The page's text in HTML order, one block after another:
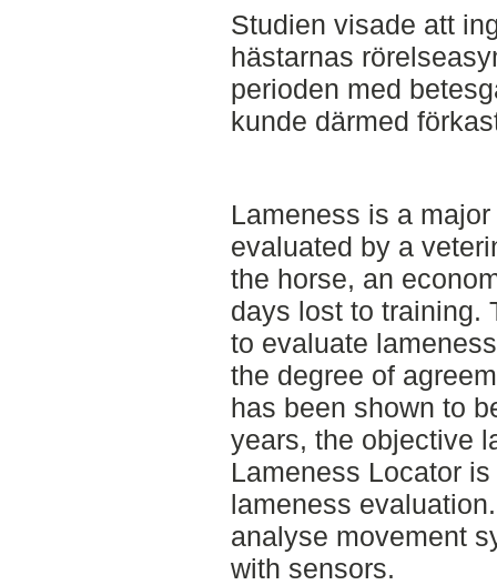
Studien visade att
hästarnas
perioden med
kunde därmed
Lameness is a
evaluated by a
the horse, an
days lost to training.
to evaluate
the degree of
has been shown to
years, the objective
Lameness Locator
lameness
analyse movement
with sensors.